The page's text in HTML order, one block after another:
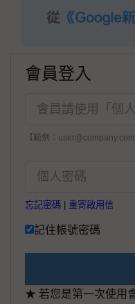
會員登入
【範例：user@company.com
忘記密碼 重寄啟用信
記住帳號密碼
★ 若您是第一次使用